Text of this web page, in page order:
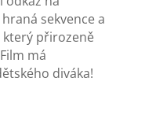
sekvence a
který přirozeně
má
diváka!